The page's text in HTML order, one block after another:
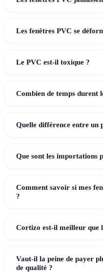
Les fenêtres PVC se
Le PVC est-il toxique ?
Combien de temps durent
Quelle différence entre un
Que sont les importations
Comment savoir si mes
?
Cortizo est-il meilleur que
Vaut-il la peine de payer
de qualité ?